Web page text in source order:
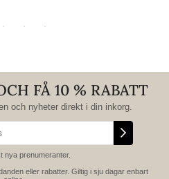
FÅ 10 % RABATT
och nyheter direkt i din inkorg.
nya prenumeranter.
eller rabatter. Giltig i sju dagar enbart